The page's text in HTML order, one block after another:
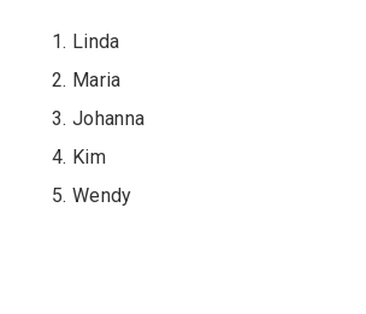
Linda
Maria
Johanna
Kim
Wendy